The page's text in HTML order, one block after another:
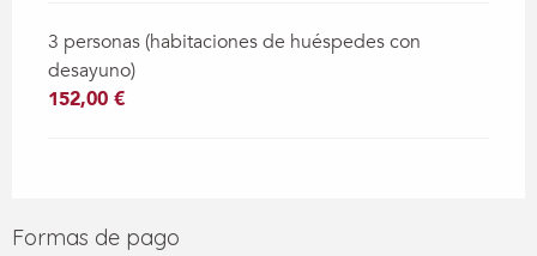
3 personas (habitaciones de huéspedes con
desayuno)
152,00 €
Formas de pago